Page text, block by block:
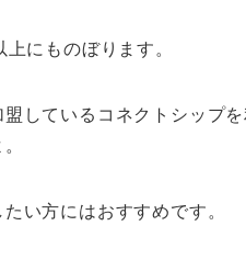
にものぼります。
しているコネクトシップを
い方にはおすすめです。